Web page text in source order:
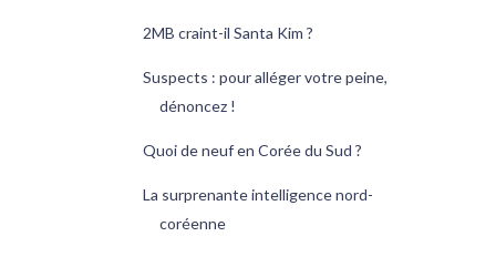
2MB craint-il Santa Kim ?
Suspects : pour alléger votre peine,
dénoncez !
Quoi de neuf en Corée du Sud ?
La surprenante intelligence nord-
coréenne